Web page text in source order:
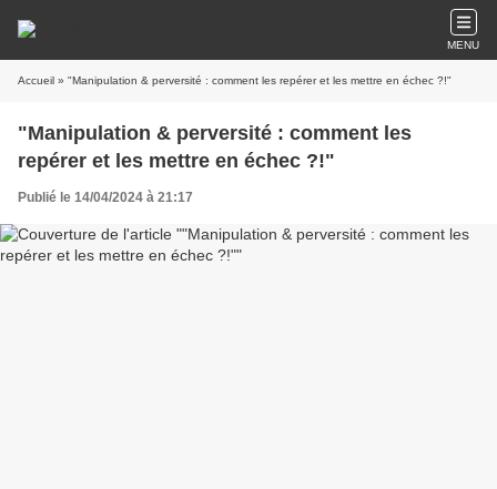
MENU
Accueil » "Manipulation & perversité : comment les repérer et les mettre en échec ?!"
"Manipulation & perversité : comment les
repérer et les mettre en échec ?!"
Publié le 14/04/2024 à 21:17